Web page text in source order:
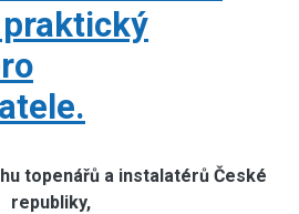
topenářů a instalatérů České
republiky,